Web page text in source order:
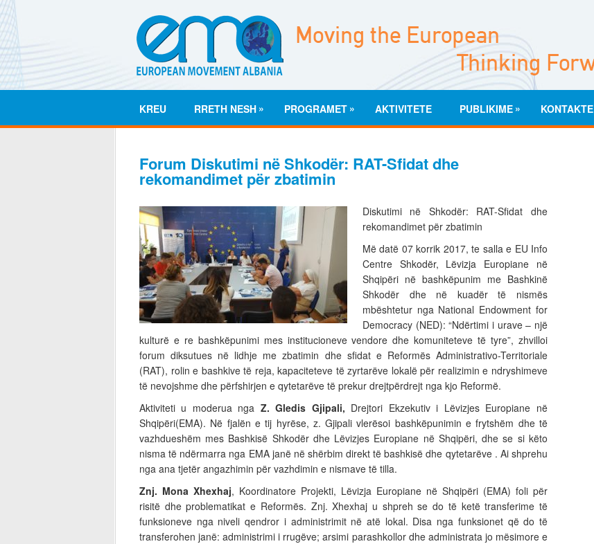
KREU RRETH NESH » PROGRAMET » AKTIVITETE PUBLIKIME » KONTAKTE
Forum Diskutimi në Shkodër: RAT-Sfidat dhe
rekomandimet për zbatimin
Diskutimi në Shkodër: RAT-Sfidat dhe
rekomandimet për zbatimin
Më datë 07 korrik 2017, te salla e EU Info
Centre Shkodër, Lëvizja Europiane në
Shqipëri në bashkëpunim me Bashkinë
Shkodër dhe në kuadër të nismës
mbështetur nga National Endowment for
Democracy (NED): “Ndërtimi i urave – një
kulturë e re bashkëpunimi mes institucioneve vendore dhe komuniteteve të tyre”, zhvilloi
forum diksutues në lidhje me zbatimin dhe sfidat e Reformës Administrativo-Territoriale
(RAT), rolin e bashkive të reja, kapaciteteve të zyrtarëve lokalë për realizimin e ndryshimeve
të nevojshme dhe përfshirjen e qytetarëve të prekur drejtpërdrejt nga kjo Reformë.
Aktiviteti u moderua nga Z. Gledis Gjipali, Drejtori Ekzekutiv i Lëvizjes Europiane në
Shqipëri(EMA). Në fjalën e tij hyrëse, z. Gjipali vlerësoi bashkëpunimin e frytshëm dhe të
vazhdueshëm mes Bashkisë Shkodër dhe Lëvizjes Europiane në Shqipëri, dhe se si këto
nisma të ndërmarra nga EMA janë në shërbim direkt të bashkisë dhe qytetarëve . Ai shprehu
nga ana tjetër angazhimin për vazhdimin e nismave të tilla.
Znj. Mona Xhexhaj, Koordinatore Projekti, Lëvizja Europiane në Shqipëri (EMA) foli për
risitë dhe problematikat e Reformës. Znj. Xhexhaj u shpreh se do të ketë transferime të
funksioneve nga niveli qendror i administrimit në atë lokal. Disa nga funksionet që do të
transferohen janë: administrimi i rrugëve; arsimi parashkollor dhe administrata jo mësimore e